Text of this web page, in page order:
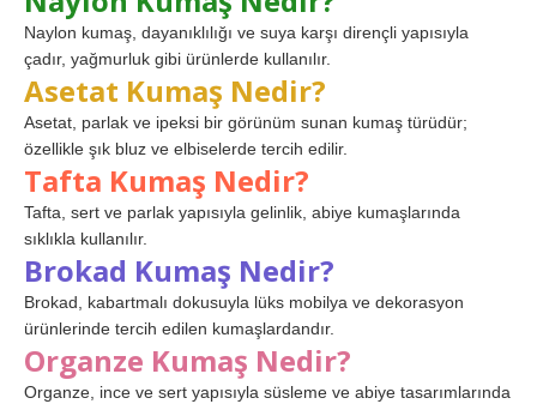
Naylon kumaş, dayanıklılığı ve suya karşı dirençli yapısıyla
çadır, yağmurluk gibi ürünlerde kullanılır.
Asetat Kumaş Nedir?
Asetat, parlak ve ipeksi bir görünüm sunan kumaş türüdür;
özellikle şık bluz ve elbiselerde tercih edilir.
Tafta Kumaş Nedir?
Tafta, sert ve parlak yapısıyla gelinlik, abiye kumaşlarında
sıklıkla kullanılır.
Brokad Kumaş Nedir?
Brokad, kabartmalı dokusuyla lüks mobilya ve dekorasyon
ürünlerinde tercih edilen kumaşlardandır.
Organze Kumaş Nedir?
Organze, ince ve sert yapısıyla süsleme ve abiye tasarımlarında